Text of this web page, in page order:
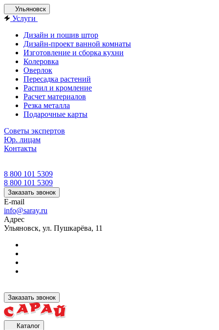
Ульяновск
Услуги
Дизайн и пошив штор
Дизайн-проект ванной комнаты
Изготовление и сборка кухни
Колеровка
Оверлок
Пересадка растений
Распил и кромление
Расчет материалов
Резка металла
Подарочные карты
Советы экспертов
Юр. лицам
Контакты
8 800 101 5309
8 800 101 5309
Заказать звонок
E-mail
info@saray.ru
Адрес
Ульяновск, ул. Пушкарёва, 11
Заказать звонок
Каталог